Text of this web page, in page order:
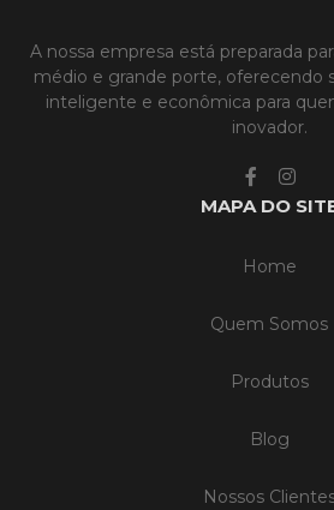
A nossa empresa está preparada
médio e grande porte, oferecendo
inteligente e econômica para
inovador.
MAPA DO
Home
Quem Somos
Produtos
Blog
Nossos